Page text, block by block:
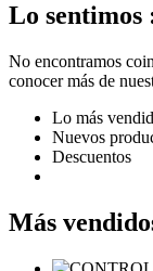
Lo sentimos
No encontramos
conocer más de
Lo más
Nuevos
Descuentos
Más